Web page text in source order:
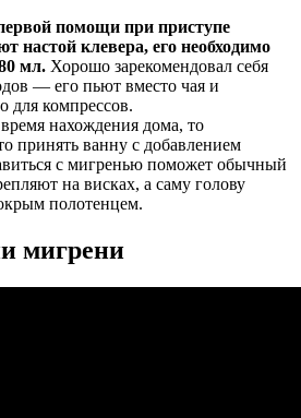
помощи при приступе
настой клевера, его необходимо
мл. Хорошо зарекомендовал себя
— его пьют вместо чая и
для компрессов.
нахождения дома, то
принять ванну с добавлением
с мигренью поможет обычный
на висках, а саму голову
полотенцем.
мигрени